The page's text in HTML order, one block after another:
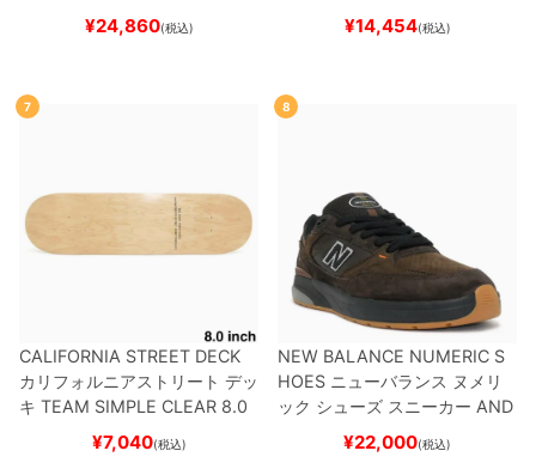
REW REYNOLDS 933
BLACK/NAVY
スケートボ
¥24,860(税込)
（クルーザー用）
ボード スケボー
¥14,454(税込)
7
CALIFORNIA STREET DECK
カリフォルニアストリート デッ
キ TEAM SIMPLE CLEAR 8.0
ブランク（DSM）
ード スケボー
¥7,040(税込)
8
NEW BALANCE NUMERIC S
HOES ニューバランス ヌメリ
ック シューズ スニーカー AND
REW REYNOLDS 933
BROWN/BLACKスケート
¥22,000(税込)